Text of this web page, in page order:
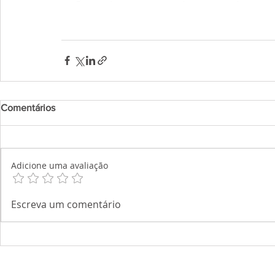
Comentários
Adicione uma avaliação
Escreva um comentário